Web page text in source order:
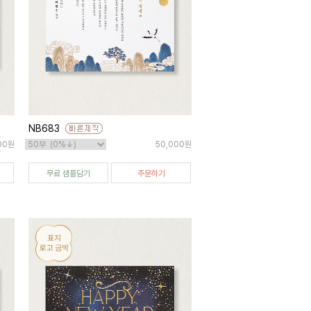
원
NB683
50,000원
무료 샘플담기 주문하기